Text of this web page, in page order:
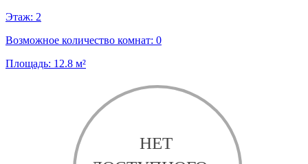
Этаж: 2
Возможное количество комнат: 0
Площадь: 12.8 м²